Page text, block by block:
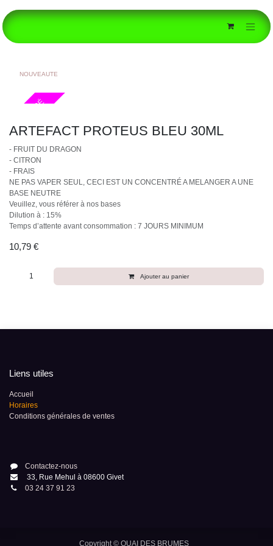
NOUVEAUTE
CONCENTRÉ
ARTEFACT PROTEUS BLEU 30ML
- FRUIT DU DRAGON
- CITRON
- FRAIS
NE PAS VAPER SEUL, CECI EST UN CONCENTRÉ A MELANGER A UNE
BASE NEUTRE
Veuillez, vous référer à nos bases
Dilution à : 15%
Temps d’attente avant consommation : 7 JOURS MINIMUM
10,79 €
Ajouter au panier
Liens utiles
Accueil
Horaires
Conditions générales de ventes
Contactez-nous
33, Rue Mehul à 08600 Givet
03 24 37 91 23
Copyright © QUAI DES BRUMES